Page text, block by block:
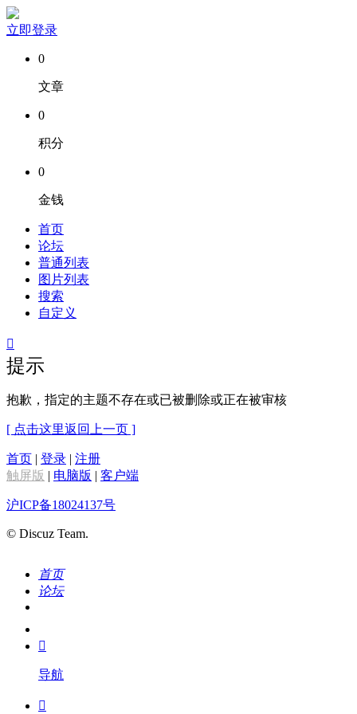
立即登录
0
文章
0
积分
0
金钱
首页
论坛
普通列表
图片列表
搜索
自定义

提示
抱歉，指定的主题不存在或已被删除或正在被审核
[ 点击这里返回上一页 ]
首页 | 登录 | 注册
触屏版 | 电脑版 | 客户端
沪ICP备18024137号
© Discuz Team.
首页
论坛
我的

导航
